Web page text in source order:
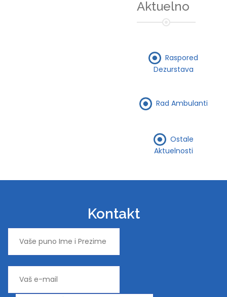
Aktuelno
Raspored
Dezurstava
Rad Ambulanti
Ostale
Aktuelnosti
Kontakt